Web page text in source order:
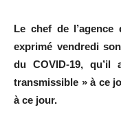
Le chef de
exprimé vendredi
du COVID-19,
transmissible » à ce
à ce jour.